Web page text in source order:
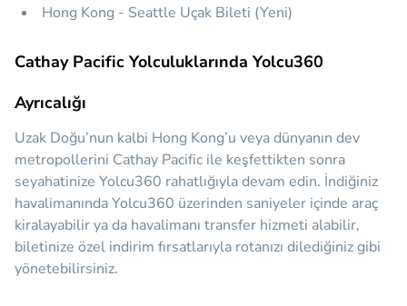
Hong Kong - Seattle Uçak Bileti (Yeni)
Cathay Pacific Yolculuklarında Yolcu360
Ayrıcalığı
Uzak Doğu’nun kalbi Hong Kong’u veya dünyanın dev
metropollerini Cathay Pacific ile keşfettikten sonra
seyahatinize Yolcu360 rahatlığıyla devam edin. İndiğiniz
havalimanında Yolcu360 üzerinden saniyeler içinde araç
kiralayabilir ya da havalimanı transfer hizmeti alabilir,
biletinize özel indirim fırsatlarıyla rotanızı dilediğiniz gibi
yönetebilirsiniz.